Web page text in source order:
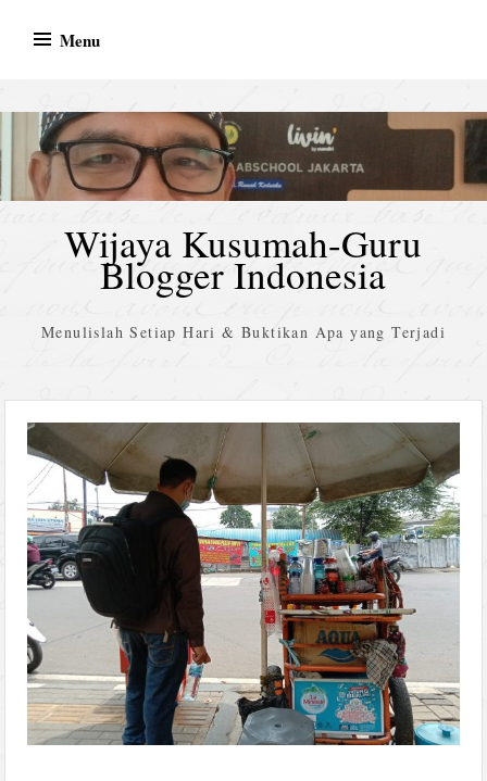
Menu
Wijaya Kusumah-Guru
Blogger Indonesia
Menulislah Setiap Hari & Buktikan Apa yang Terjadi